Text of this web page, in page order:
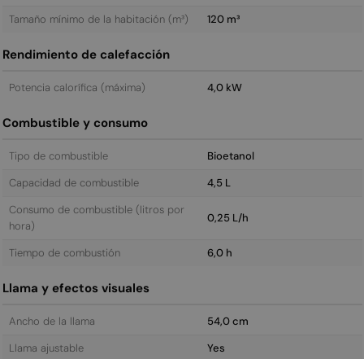
Tamaño mínimo de la habitación (m³)
120 m³
Rendimiento de calefacción
Potencia calorífica (máxima) 4,0 kW
Combustible y consumo
Tipo de combustible
Bioetanol
Capacidad de combustible
4,5 L
Consumo de combustible (litros por
hora)
0,25 L/h
Tiempo de combustión 6,0 h
Llama y efectos visuales
Ancho de la llama
54,0 cm
Llama ajustable
Yes